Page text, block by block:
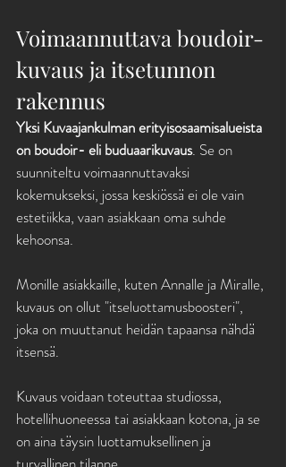
Voimaannuttava boudoir-
kuvaus ja itsetunnon
rakennus
Yksi Kuvaajankulman erityisosaamisalueista
on boudoir- eli buduaarikuvaus. Se on
suunniteltu voimaannuttavaksi
kokemukseksi, jossa keskiössä ei ole vain
estetiikka, vaan asiakkaan oma suhde
kehoonsa.
Monille asiakkaille, kuten Annalle ja Miralle,
kuvaus on ollut "itseluottamusboosteri",
joka on muuttanut heidän tapaansa nähdä
itsensä.
Kuvaus voidaan toteuttaa studiossa,
hotellihuoneessa tai asiakkaan kotona, ja se
on aina täysin luottamuksellinen ja